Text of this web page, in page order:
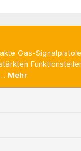
Gas-
Mehr